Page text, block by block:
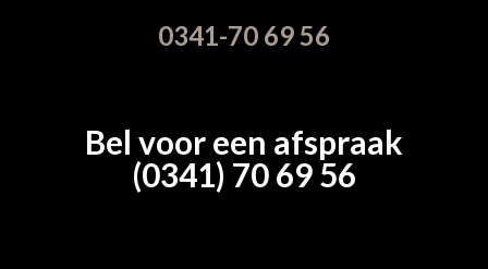
0341-70 69 56
Bel voor een afspraak
(0341) 70 69 56